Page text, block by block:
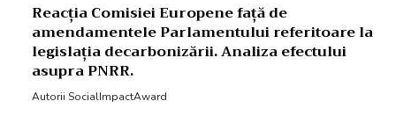
Reacția Comisiei Europene față de
amendamentele Parlamentului referitoare la
legislația decarbonizării. Analiza efectului
asupra PNRR.
Autorii SocialImpactAward